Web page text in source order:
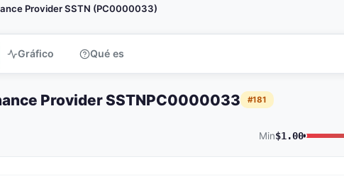
Provider SSTN (PC0000033)
Gráfico Qué es
Provider SSTNPC0000033 #181
Min$1.00